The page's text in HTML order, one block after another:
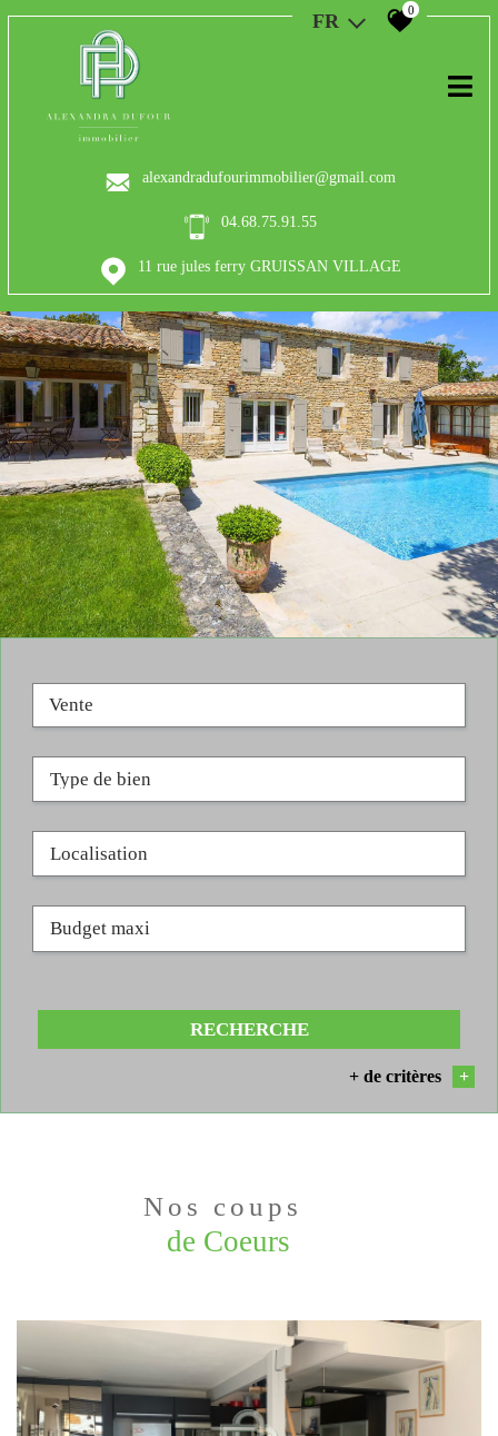
FR 0
alexandradufourimmobilier@gmail.com
04.68.75.91.55
11 rue jules ferry GRUISSAN VILLAGE
Vente
Critères supplémentaires
Piscine Parking Terrasse
RECHERCHE
+ de critères +
Nos coups
de Coeurs